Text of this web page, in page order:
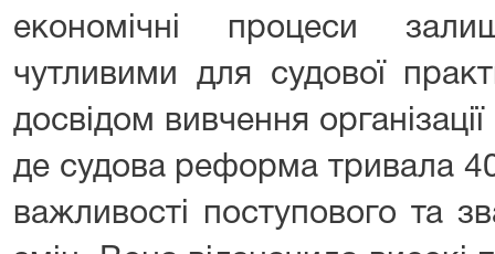
економічні процеси
чутливими для судової
досвідом вивчення
де судова реформа тривала
важливості поступового та